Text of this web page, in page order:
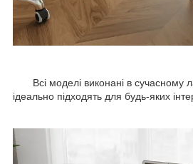
Всі моделі виконані в сучасному
ідеально підходять для будь-яких